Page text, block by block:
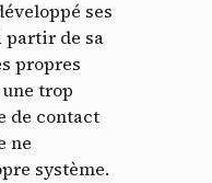
ses
partir de sa
propres
trop
de contact
ne
système.